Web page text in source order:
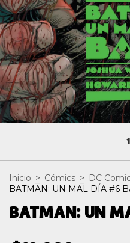
1
Inicio > Cómics > DC
BATMAN: UN MAL DÍA #6
BATMAN: UN